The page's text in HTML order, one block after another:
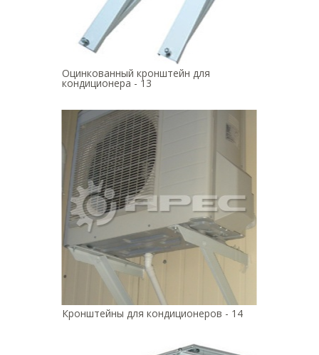
Оцинкованный кронштейн для
кондиционера - 13
Кронштейны для кондиционеров - 14